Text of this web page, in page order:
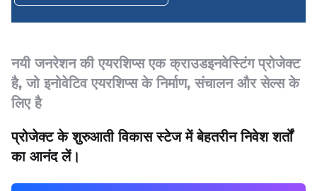
नयी जनरेशन की एयरशिप्स एक क्राउडइनवेस्टिंग प्रोजेक्ट
है, जो इनोवेटिव एयरशिप्स के निर्माण, संचालन और सेल्स के
लिए है
प्रोजेक्ट के शुरुआती विकास स्टेज में बेहतरीन निवेश शर्तों
का आनंद लें।